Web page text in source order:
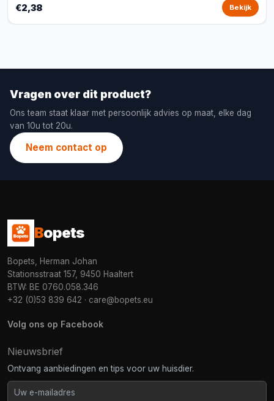
€2,38 Bekijk
Vragen over dit product?
Ons team staat klaar met persoonlijk advies op maat, elke dag
van 10u tot 20u.
Neem contact op
Bopets
Bopets, Herman Johan
Stationsstraat 157, 9450 Haaltert
BTW: BE 0760.058.346
+32 (0)53 839 642 · care@bopets.eu
Volg ons op Facebook
Nieuwsbrief
Ontvang aanbiedingen en tips voor uw huisdier.